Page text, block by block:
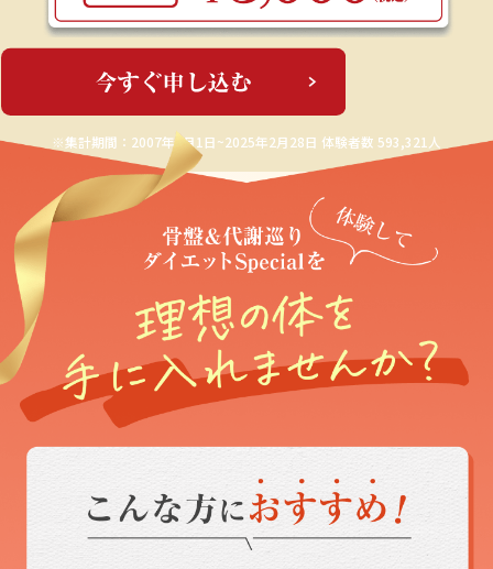
※集計期間：2007年3月1日~2025年2月28日 体験者数 593,321人